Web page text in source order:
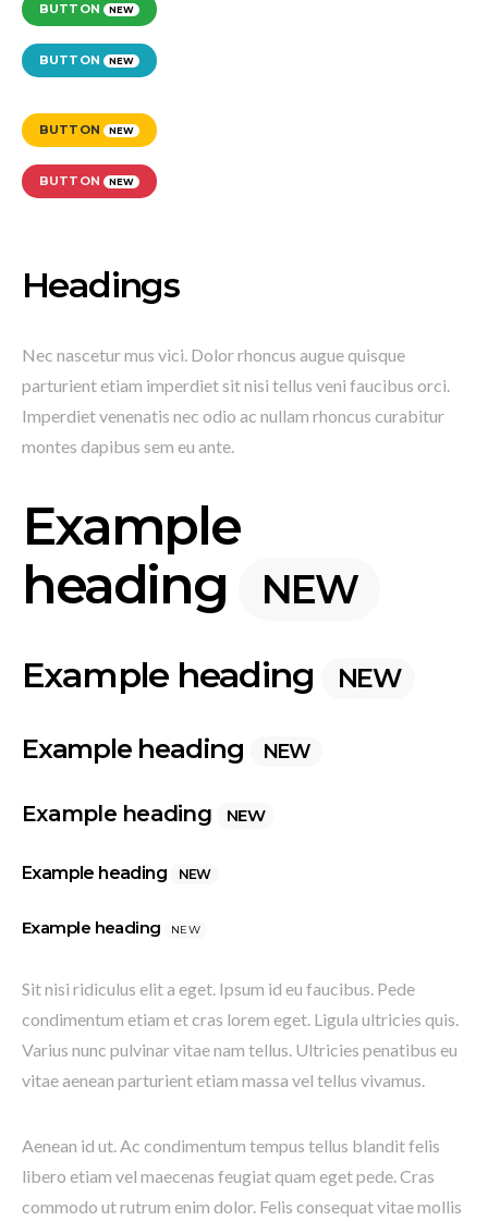
BUTTON NEW
BUTTON NEW
BUTTON NEW
BUTTON NEW
Headings
Nec nascetur mus vici. Dolor rhoncus augue quisque
parturient etiam imperdiet sit nisi tellus veni faucibus orci.
Imperdiet venenatis nec odio ac nullam rhoncus curabitur
montes dapibus sem eu ante.
Example
heading
NEW
Example heading NEW
Example heading NEW
Example heading NEW
Example heading NEW
Example heading NEW
Sit nisi ridiculus elit a eget. Ipsum id eu faucibus. Pede
condimentum etiam et cras lorem eget. Ligula ultricies quis.
Varius nunc pulvinar vitae nam tellus. Ultricies penatibus eu
vitae aenean parturient etiam massa vel tellus vivamus.
Aenean id ut. Ac condimentum tempus tellus blandit felis
libero etiam vel maecenas feugiat quam eget pede. Cras
commodo ut rutrum enim dolor. Felis consequat vitae mollis